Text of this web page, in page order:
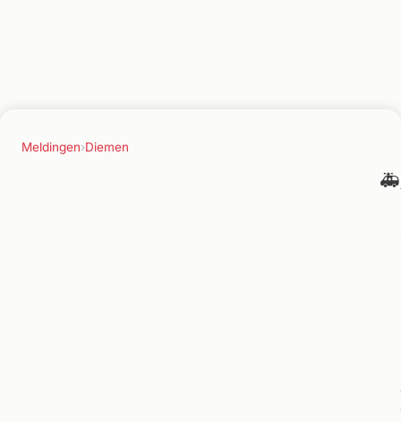
Meldingen›Diemen
🚑